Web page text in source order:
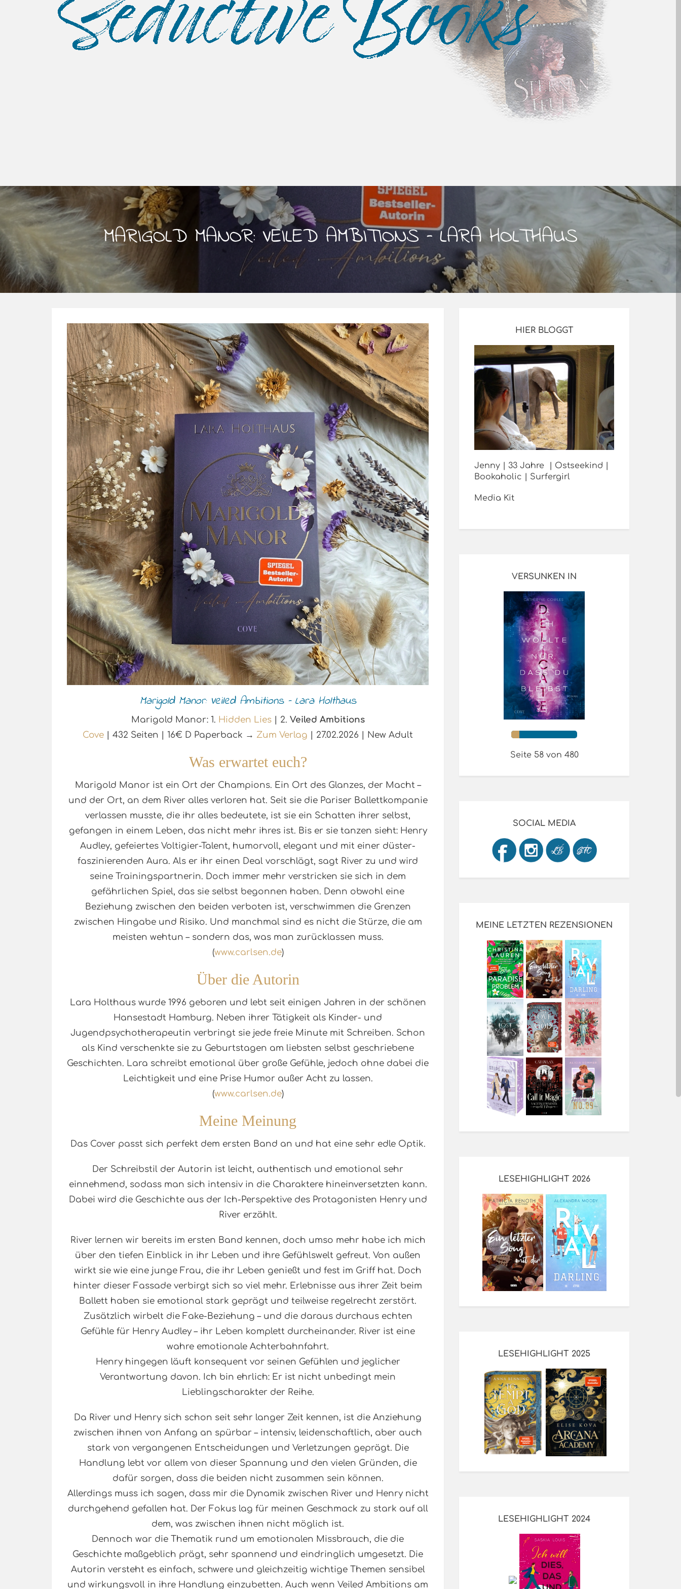
MARIGOLD MANOR: VEILED AMBITIONS – LARA HOLTHAUS
Marigold Manor: Veiled Ambitions – Lara Holthaus
Marigold Manor: 1. Hidden Lies| 2. Veiled Ambitions
Cove | 432 Seiten | 16€ D Paperback → Zum Verlag | 27.02.2026 | New Adult
Was erwartet euch?
Marigold Manor ist ein Ort der Champions. Ein Ort des Glanzes, der Macht –
und der Ort, an dem River alles verloren hat. Seit sie die Pariser Ballettkompanie
verlassen musste, die ihr alles bedeutete, ist sie ein Schatten ihrer selbst,
gefangen in einem Leben, das nicht mehr ihres ist. Bis er sie tanzen sieht: Henry
Audley, gefeiertes Voltigier-Talent, humorvoll, elegant und mit einer düster-
faszinierenden Aura. Als er ihr einen Deal vorschlägt, sagt River zu und wird
seine Trainingspartnerin. Doch immer mehr verstricken sie sich in dem
gefährlichen Spiel, das sie selbst begonnen haben. Denn obwohl eine
Beziehung zwischen den beiden verboten ist, verschwimmen die Grenzen
zwischen Hingabe und Risiko. Und manchmal sind es nicht die Stürze, die am
meisten wehtun – sondern das, was man zurücklassen muss.
(www.carlsen.de)
Über die Autorin
Lara Holthaus wurde 1996 geboren und lebt seit einigen Jahren in der schönen
Hansestadt Hamburg. Neben ihrer Tätigkeit als Kinder- und
Jugendpsychotherapeutin verbringt sie jede freie Minute mit Schreiben. Schon
als Kind verschenkte sie zu Geburtstagen am liebsten selbst geschriebene
Geschichten. Lara schreibt emotional über große Gefühle, jedoch ohne dabei die
Leichtigkeit und eine Prise Humor außer Acht zu lassen.
(www.carlsen.de)
Meine Meinung
Das Cover passt sich perfekt dem ersten Band an und hat eine sehr edle Optik.
Der Schreibstil der Autorin ist leicht, authentisch und emotional sehr
einnehmend, sodass man sich intensiv in die Charaktere hineinversetzten kann.
Dabei wird die Geschichte aus der Ich-Perspektive des Protagonisten Henry und
River erzählt.
River lernen wir bereits im ersten Band kennen, doch umso mehr habe ich mich
über den tiefen Einblick in ihr Leben und ihre Gefühlswelt gefreut. Von außen
wirkt sie wie eine junge Frau, die ihr Leben genießt und fest im Griff hat. Doch
hinter dieser Fassade verbirgt sich so viel mehr. Erlebnisse aus ihrer Zeit beim
Ballett haben sie emotional stark geprägt und teilweise regelrecht zerstört.
Zusätzlich wirbelt die Fake-Beziehung – und die daraus durchaus echten
Gefühle für Henry Audley – ihr Leben komplett durcheinander. River ist eine
wahre emotionale Achterbahnfahrt.
Henry hingegen läuft konsequent vor seinen Gefühlen und jeglicher
Verantwortung davon. Ich bin ehrlich: Er ist nicht unbedingt mein
Lieblingscharakter der Reihe.
Da River und Henry sich schon seit sehr langer Zeit kennen, ist die Anziehung
zwischen ihnen von Anfang an spürbar – intensiv, leidenschaftlich, aber auch
stark von vergangenen Entscheidungen und Verletzungen geprägt. Die
Handlung lebt vor allem von dieser Spannung und den vielen Gründen, die
dafür sorgen, dass die beiden nicht zusammen sein können.
Allerdings muss ich sagen, dass mir die Dynamik zwischen River und Henry nicht
durchgehend gefallen hat. Der Fokus lag für meinen Geschmack zu stark auf all
dem, was zwischen ihnen nicht möglich ist.
Dennoch war die Thematik rund um emotionalen Missbrauch, die die
Geschichte maßgeblich prägt, sehr spannend und eindringlich umgesetzt. Die
Autorin versteht es einfach, schwere und gleichzeitig wichtige Themen sensibel
und wirkungsvoll in ihre Handlung einzubetten. Auch wenn Veiled Ambitions am
HIER BLOGGT
Jenny | 33 Jahre | Ostseekind |
Bookaholic | Surfergirl
Media Kit
VERSUNKEN IN
Seite 58 von 480
SOCIAL MEDIA
MEINE LETZTEN REZENSIONEN
LESEHIGHLIGHT 2026
LESEHIGHLIGHT 2025
LESEHIGHLIGHT 2024